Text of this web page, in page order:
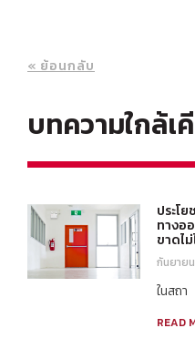
« ย้อนกลับ
บทความใกล้เ
ประโ
ทางอ
ขาดไ
กันยาย
ในสถา
READ